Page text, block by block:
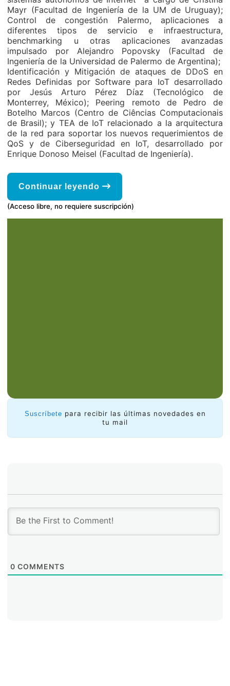
Mayr (Facultad de Ingeniería de la UM de Uruguay);
Control de congestión Palermo, aplicaciones a
diferentes tipos de servicio e infraestructura,
benchmarking u otras aplicaciones avanzadas
impulsado por Alejandro Popovsky (Facultad de
Ingeniería de la Universidad de Palermo de Argentina);
Identificación y Mitigación de ataques de DDoS en
Redes Definidas por Software para IoT desarrollado
por Jesús Arturo Pérez Díaz (Tecnológico de
Monterrey, México); Peering remoto de Pedro de
Botelho Marcos (Centro de Ciências Computacionais
de Brasil); y TEA de IoT relacionado a la arquitectura
de la red para soportar los nuevos requerimientos de
QoS y de Ciberseguridad en IoT, desarrollado por
Enrique Donoso Meisel (Facultad de Ingeniería).
Continuar leyendo
(Acceso libre, no requiere suscripción)
Suscríbete para recibir las últimas novedades en
tu mail
0 COMMENTS